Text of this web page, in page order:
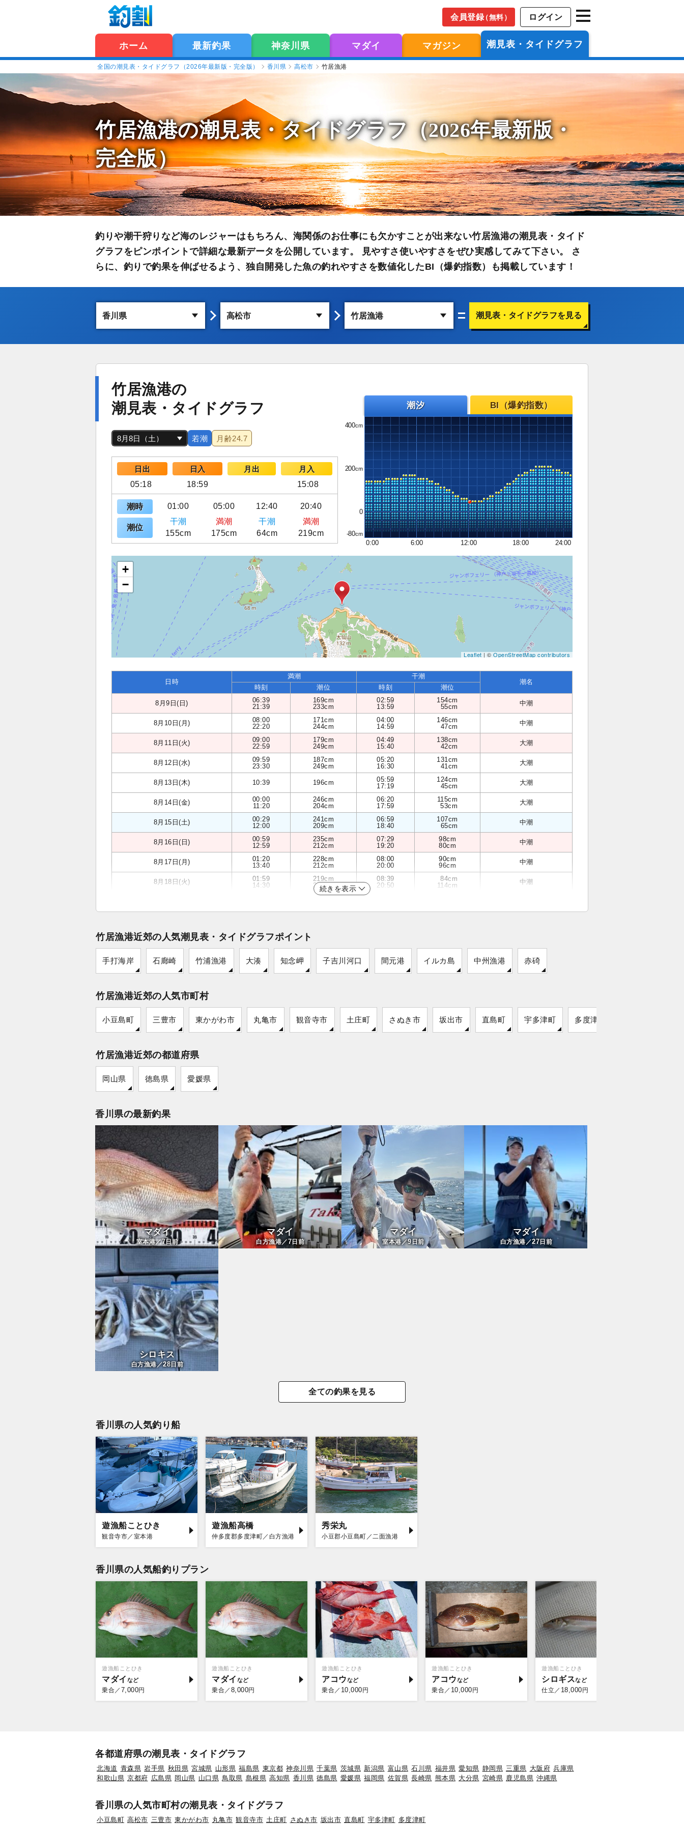
会員登録（無料） ログイン
ホーム 最新釣果 神奈川県 マダイ マガジン 潮見表・タイドグラフ
全国の潮見表・タイドグラフ（2026年最新版・完全版） 香川県 高松市 竹居漁港
竹居漁港の潮見表・タイドグラフ（2026年最新版・
完全版）
釣りや潮干狩りなど海のレジャーはもちろん、海関係のお仕事にも欠かすことが出来ない竹居漁港の潮見表・タイド
グラフをピンポイントで詳細な最新データを公開しています。 見やすさ使いやすさをぜひ実感してみて下さい。 さ
らに、釣りで釣果を伸ばせるよう、独自開発した魚の釣れやすさを数値化したBI（爆釣指数）も掲載しています！
潮見表・タイドグラフを見る
竹居漁港の
潮見表・タイドグラフ
若潮 月齢24.7
日出 日入 月出
月入
05:18
18:59 15:08
潮時 01:00 05:00 12:40 20:40
潮位
干潮 満潮 干潮
満潮
155cm
175cm 64cm 219cm
潮汐 BI（爆釣指数）
400
200
0
-80
0:00
6:00 12:00 18:00 24:00
+
−
Leaflet| ©OpenStreetMap contributors
日時
満潮 干潮
潮名
時刻 潮位 時刻 潮位
8月9日(日)
06:39
21:39
169cm
233cm
02:59
13:59
154cm
55cm
中潮
8月10日(月)
08:00
22:20
171cm
244cm
04:00
14:59
146cm
47cm
中潮
8月11日(火)
09:00
22:59
179cm
249cm
04:49
15:40
138cm
42cm
大潮
8月12日(水)
09:59
23:30
187cm
249cm
05:20
16:30
131cm
41cm
大潮
8月13日(木) 10:39 196cm
05:59
17:19
124cm
45cm
大潮
8月14日(金)
00:00
11:20
246cm
204cm
06:20
17:59
115cm
53cm
大潮
8月15日(土)
00:29
12:00
241cm
209cm
06:59
18:40
107cm
65cm
中潮
8月16日(日)
00:59
12:59
235cm
212cm
07:29
19:20
98cm
80cm
中潮
8月17日(月)
01:20
13:40
228cm
212cm
08:00
20:00
90cm
96cm
中潮
8月18日(火)
01:59
14:30
219cm
208cm
08:39
20:50
84cm
114cm
中潮
続きを表示
竹居漁港近郊の人気潮見表・タイドグラフポイント
手打海岸 石廊崎 竹浦漁港 大湊 知念岬 子吉川河口 間元港 イルカ島 中州漁港 赤碕
竹居漁港近郊の人気市町村
小豆島町 三豊市 東かがわ市 丸亀市 観音寺市 土庄町 さぬき市 坂出市 直島町 宇多津町 多度津町
竹居漁港近郊の都道府県
岡山県 徳島県 愛媛県
香川県の最新釣果
マダイ
室本港／7日前
マダイ
白方漁港／7日前
マダイ
室本港／9日前
マダイ
白方漁港／27日前
シロキス
白方漁港／28日前
全ての釣果を見る
香川県の人気釣り船
遊漁船ことひき
観音寺市／室本港
遊漁船高橋
仲多度郡多度津町／白方漁港
秀栄丸
小豆郡小豆島町／二面漁港
香川県の人気船釣りプラン
遊漁船ことひき
マダイ
乗合／ 7,000円
遊漁船ことひき
マダイ
乗合／ 8,000円
遊漁船ことひき
アコウ
乗合／ 10,000 円
遊漁船ことひき
アコウ
乗合／ 10,000 円
遊漁船ことひき
シロギス
仕立／ 18,000 円
各都道府県の潮見表・タイドグラフ
北海道 青森県 岩手県 秋田県 宮城県 山形県 福島県 東京都 神奈川県 千葉県 茨城県 新潟県 富山県 石川県 福井県 愛知県 静岡県 三重県 大阪府 兵庫県
和歌山県 京都府 広島県 岡山県 山口県 鳥取県 島根県 高知県 香川県 徳島県 愛媛県 福岡県 佐賀県 長崎県 熊本県 大分県 宮崎県 鹿児島県 沖縄県
香川県の人気市町村の潮見表・タイドグラフ
小豆島町 高松市 三豊市 東かがわ市 丸亀市 観音寺市 土庄町 さぬき市 坂出市 直島町 宇多津町 多度津町